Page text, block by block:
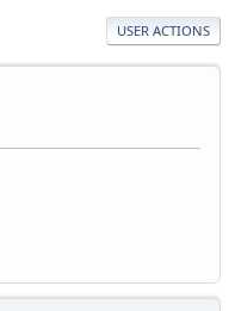
USER ACTIONS